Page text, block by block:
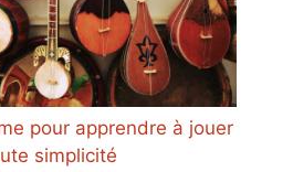
pour apprendre à jouer
simplicité